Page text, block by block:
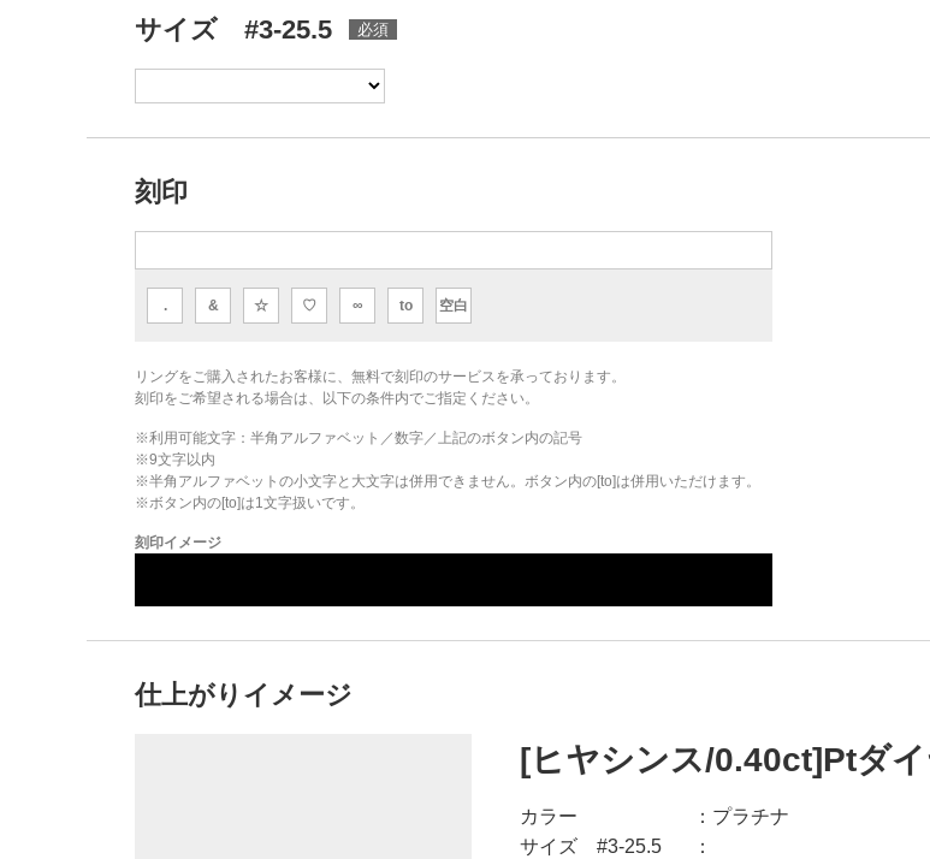
サイズ #3-25.5
刻印
. & ☆ ♡ ∞ to 空白
リングをご購入されたお客様に、無料で刻印のサービスを承っております。
刻印をご希望される場合は、以下の条件内でご指定ください。
※利用可能文字： 半角アルファベット／数字／上記のボタン内の記号
※9文字以内
※半角アルファベットの小文字と大文字は併用できません。ボタン内の[to]は併用いただけます。
※ボタン内の[to]は1文字扱いです。
刻印イメージ
仕上がりイメージ
[ヒヤシンス/0.40ct]Ptダ
カラー
プラチナ
サイズ #3-25.5